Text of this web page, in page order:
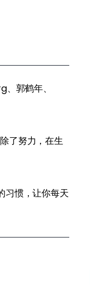
郭鹤年、
了努力，在生
习惯，让你每天